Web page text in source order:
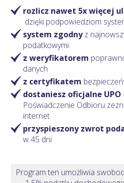
rozlicz nawet 5x więcej
dzięki podpowiedziom
system zgodnyz
podatkowymi
z weryfikatorem
danych
z certyfikatem
dostaniesz oficjalne UPO
Poświadczenie Odbioru
internet
przyspieszony zwrot
w 45 dni
Program ten umożliwia